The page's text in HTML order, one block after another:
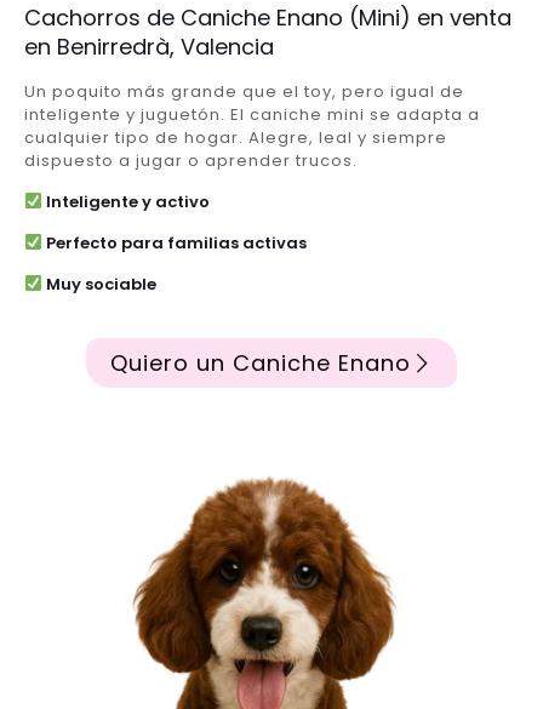
Cachorros de Caniche Enano (Mini) en venta
en Benirredrà, Valencia
Un poquito más grande que el toy, pero igual de
inteligente y juguetón. El caniche mini se adapta a
cualquier tipo de hogar. Alegre, leal y siempre
dispuesto a jugar o aprender trucos.
Inteligente y activo
Perfecto para familias activas
Muy sociable
Quiero un Caniche Enano